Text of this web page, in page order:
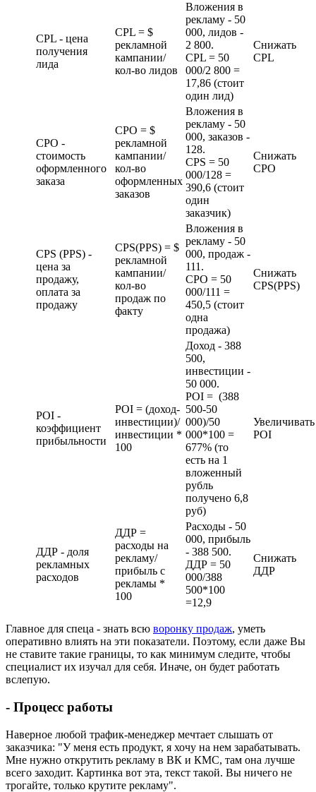
CPL - цена
получения
лида
CPL = $
рекламной
кампании/
кол-во лидов
Вложения в
рекламу - 50
000, лидов -
2 800.
CPL = 50
000/2 800 =
17,86 (стоит
один лид)
Снижать
CPL
CPO -
стоимость
оформленного
заказа
CPO = $
рекламной
кампании/
кол-во
оформленных
заказов
Вложения в
рекламу - 50
000, заказов -
128.
CPS = 50
000/128 =
390,6 (стоит
один
заказчик)
Снижать
CPO
CPS (PPS) -
цена за
продажу,
оплата за
продажу
CPS(PPS) = $
рекламной
кампании/
кол-во
продаж по
факту
Вложения в
рекламу - 50
000, продаж -
111.
CPO = 50
000/111 =
450,5 (стоит
одна
продажа)
Снижать
CPS(PPS)
POI -
коэффициент
прибыльности
POI = (доход-
инвестиции)/
инвестиции *
100
Доход - 388
500,
инвестиции -
50 000.
POI = (388
500-50
000)/50
000*100 =
677% (то
есть на 1
вложенный
рубль
получено 6,8
руб)
Увеличивать
POI
ДДР - доля
рекламных
расходов
ДДР =
расходы на
рекламу/
прибыль с
рекламы *
100
Расходы - 50
000, прибыль
- 388 500.
ДДР = 50
000/388
500*100
=12,9
Снижать
ДДР
Главное для спеца - знать всю воронку продаж, уметь
оперативно влиять на эти показатели. Поэтому, если даже Вы
не ставите такие границы, то как минимум следите, чтобы
специалист их изучал для себя. Иначе, он будет работать
вслепую.
- Процесс работы
Наверное любой трафик-менеджер мечтает слышать от
заказчика: "У меня есть продукт, я хочу на нем зарабатывать.
Мне нужно открутить рекламу в ВК и КМС, там она лучше
всего заходит. Картинка вот эта, текст такой. Вы ничего не
трогайте, только крутите рекламу".